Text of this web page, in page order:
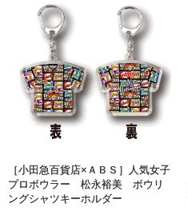
［小田急百貨店×ＡＢＳ］人気女子
プロボウラー 松永裕美 ボウリ
ングシャツキーホルダー